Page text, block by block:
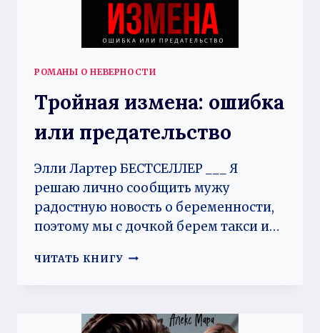
РОМАНЫ О НЕВЕРНОСТИ
Тройная измена: ошибка
или предательство
Элли Лартер БЕСТСЕЛЛЕР ___ Я
решаю лично сообщить мужу
радостную новость о беременности,
поэтому мы с дочкой берем такси и…
ЧИТАТЬ КНИГУ ТРОЙНАЯ
ПРЕДАТЕЛЬСТВО